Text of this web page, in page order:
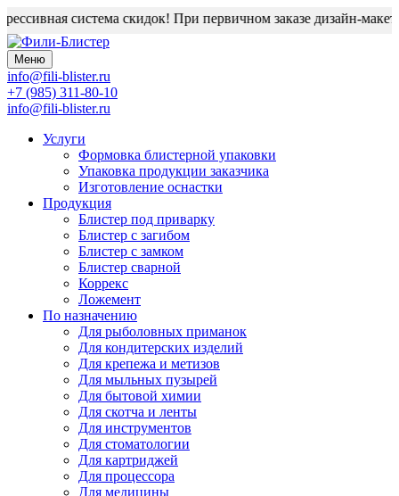
система скидок! При первичном заказе дизайн-макет
Меню
info@fili-blister.ru
+7 (985) 311-80-10
info@fili-blister.ru
Услуги
Формовка блистерной упаковки
Упаковка продукции заказчика
Изготовление оснастки
Продукция
Блистер под приварку
Блистер с загибом
Блистер с замком
Блистер сварной
Коррекс
Ложемент
По назначению
Для рыболовных приманок
Для кондитерских изделий
Для крепежа и метизов
Для мыльных пузырей
Для бытовой химии
Для скотча и ленты
Для инструментов
Для стоматологии
Для картриджей
Для процессора
Для медицины